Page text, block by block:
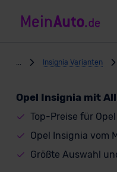
Insignia Varianten
Opel Insignia mit
Top-Preise für
Opel Insignia vom
Größte Auswahl